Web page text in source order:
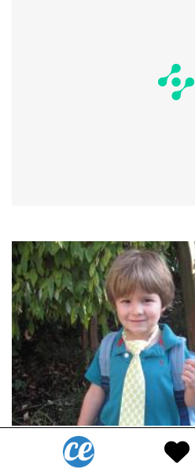
30 Questions à Poser à
Place de "Comment